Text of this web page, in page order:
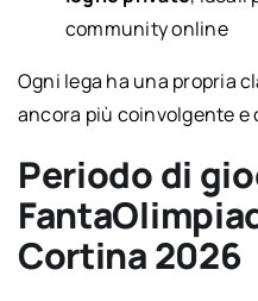
community online
Ogni lega ha una propria
ancora più coinvolgente e
Periodo di
Cortina 2026